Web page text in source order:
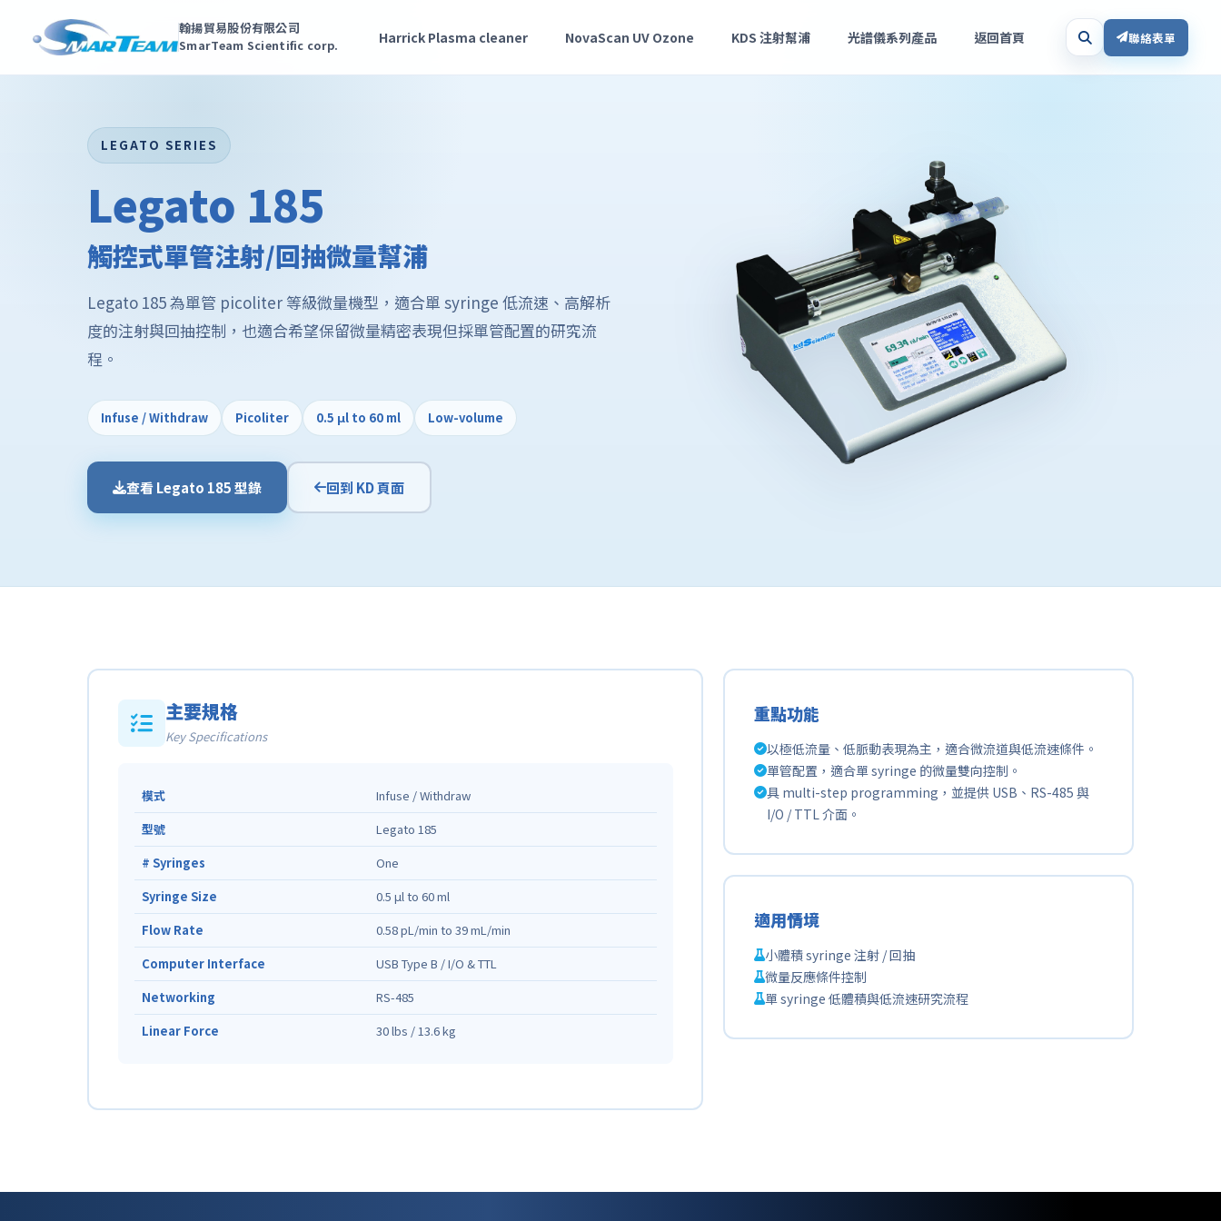
翰揚貿易股份有限公司
SmarTeam Scientific corp.
Harrick Plasma cleaner NovaScan UV Ozone KDS 注射幫浦 光譜儀系列產品 返回首頁 聯絡表單
LEGATO SERIES
Legato 185
觸控式單管注射/回抽微量幫浦
Legato 185 為單管 picoliter 等級微量機型，適合單 syringe 低流速、高解析
度的注射與回抽控制，也適合希望保留微量精密表現但採單管配置的研究流
程。
Infuse / Withdraw Picoliter 0.5 μl to 60 ml Low-volume
查看 Legato 185 型錄 回到 KD 頁面
主要規格
Key Specifications
模式
Infuse / Withdraw
型號
Legato 185
# Syringes
One
Syringe Size
0.5 μl to 60 ml
Flow Rate
0.58 pL/min to 39 mL/min
Computer Interface
USB Type B / I/O & TTL
Networking
RS-485
Linear Force
30 lbs / 13.6 kg
重點功能
以極低流量、低脈動表現為主，適合微流道與低流速條件。
單管配置，適合單 syringe 的微量雙向控制。
具 multi-step programming，並提供 USB、RS-485 與
I/O / TTL 介面。
適用情境
小體積 syringe 注射 / 回抽
微量反應條件控制
單 syringe 低體積與低流速研究流程